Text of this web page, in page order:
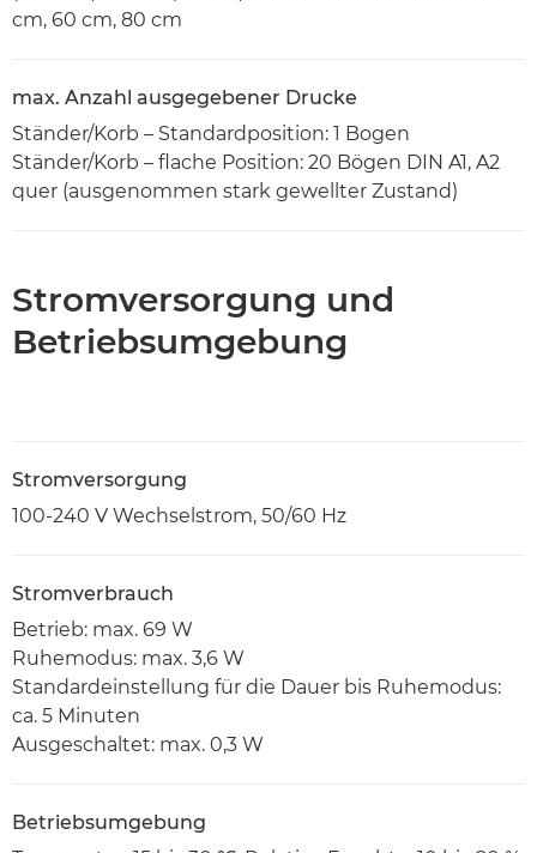
cm, 60 cm, 80 cm
max. Anzahl ausgegebener Drucke
Ständer/Korb – Standardposition: 1 Bogen
Ständer/Korb – flache Position: 20 Bögen DIN A1, A2
quer (ausgenommen stark gewellter Zustand)
Stromversorgung und
Betriebsumgebung
Stromversorgung
100-240 V Wechselstrom, 50/60 Hz
Stromverbrauch
Betrieb: max. 69 W
Ruhemodus: max. 3,6 W
Standardeinstellung für die Dauer bis Ruhemodus:
ca. 5 Minuten
Ausgeschaltet: max. 0,3 W
Betriebsumgebung